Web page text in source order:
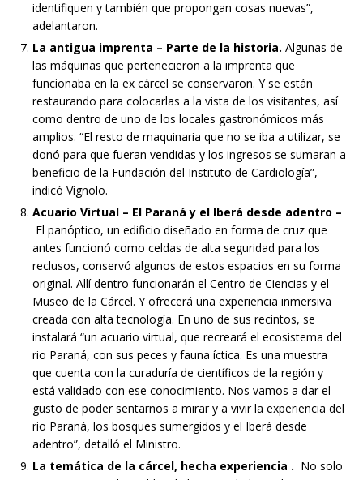
identifiquen y también que propongan cosas nuevas”,
adelantaron.
La antigua imprenta – Parte de la historia. Algunas de
las máquinas que pertenecieron a la imprenta que
funcionaba en la ex cárcel se conservaron. Y se están
restaurando para colocarlas a la vista de los visitantes, así
como dentro de uno de los locales gastronómicos más
amplios. “El resto de maquinaria que no se iba a utilizar, se
donó para que fueran vendidas y los ingresos se sumaran a
beneficio de la Fundación del Instituto de Cardiología”,
indicó Vignolo.
Acuario Virtual – El Paraná y el Iberá desde adentro –
El panóptico, un edificio diseñado en forma de cruz que
antes funcionó como celdas de alta seguridad para los
reclusos, conservó algunos de estos espacios en su forma
original. Allí dentro funcionarán el Centro de Ciencias y el
Museo de la Cárcel. Y ofrecerá una experiencia inmersiva
creada con alta tecnología. En uno de sus recintos, se
instalará “un acuario virtual, que recreará el ecosistema del
rio Paraná, con sus peces y fauna íctica. Es una muestra
que cuenta con la curaduría de científicos de la región y
está validado con ese conocimiento. Nos vamos a dar el
gusto de poder sentarnos a mirar y a vivir la experiencia del
rio Paraná, los bosques sumergidos y el Iberá desde
adentro”, detalló el Ministro.
La temática de la cárcel, hecha experiencia . No solo